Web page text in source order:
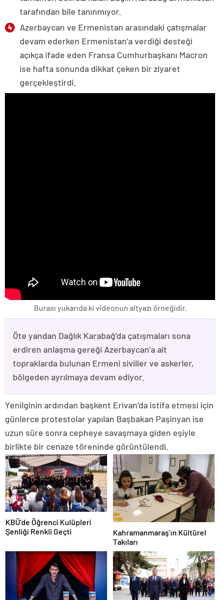
tarafından bile tanınmıyor.
Azerbaycan ve Ermenistan arasındaki çatışmalar
devam ederken Ermenistan’a verdiği desteği
açıkça ifade eden Fransa Cumhurbaşkanı Macron
ise hafta sonunda dikkat çeken bir ziyaret
gerçekleştirdi.
Burası yukarıda ki videonun altyazı örneğidir.
Öte yandan Dağlık Karabağ’da çatışmaları sona
erdiren anlaşma gereği Azerbaycan’a ait
topraklarda bulunan Ermeni siviller ve askerler,
bölgeden ayrılmaya devam ediyor.
Yenilginin ardından başkent Erivan’da istifa etmesi için
günlerce protestolar yapılan Başbakan Paşinyan ise
uzun süre sonra cepheye savaşmaya giden eşiyle
birlikte bir cenaze töreninde görüntülendi.
KBÜ’de Öğrenci Kulüpleri
Şenliği Renkli Geçti
Kahramanmaraş’ın Kültürel
Takıları